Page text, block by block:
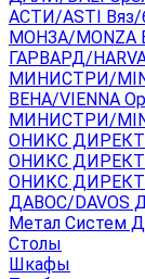
АСТИ/ASTI
МОНЗА/MONZA
ГАРВАРД/
МИНИСТРИ/
ВЕНА/VIENNA
МИНИСТРИ/
ОНИКС ДИРЕКТ/
ОНИКС ДИРЕКТ/
ОНИКС ДИРЕКТ/
ДАВОС/DAVOS
Метал Систем
Столы
Шкафы